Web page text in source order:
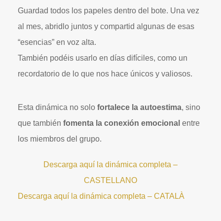
Guardad todos los papeles dentro del bote. Una vez
al mes, abridlo juntos y compartid algunas de esas
“esencias” en voz alta.
También podéis usarlo en días difíciles, como un
recordatorio de lo que nos hace únicos y valiosos.
Esta dinámica no solo fortalece la autoestima, sino
que también fomenta la conexión emocional entre
los miembros del grupo.
Descarga aquí la dinámica completa –
CASTELLANO
Descarga aquí la dinámica completa – CATALÀ